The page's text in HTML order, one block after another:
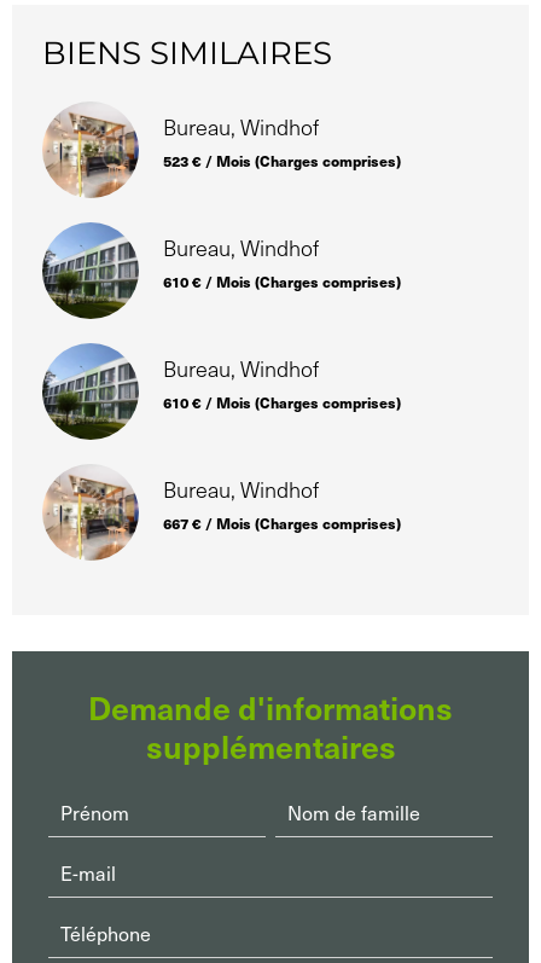
BIENS SIMILAIRES
Bureau, Windhof
523 € / Mois (Charges comprises)
Bureau, Windhof
610 € / Mois (Charges comprises)
Bureau, Windhof
610 € / Mois (Charges comprises)
Bureau, Windhof
667 € / Mois (Charges comprises)
Demande d'informations
supplémentaires